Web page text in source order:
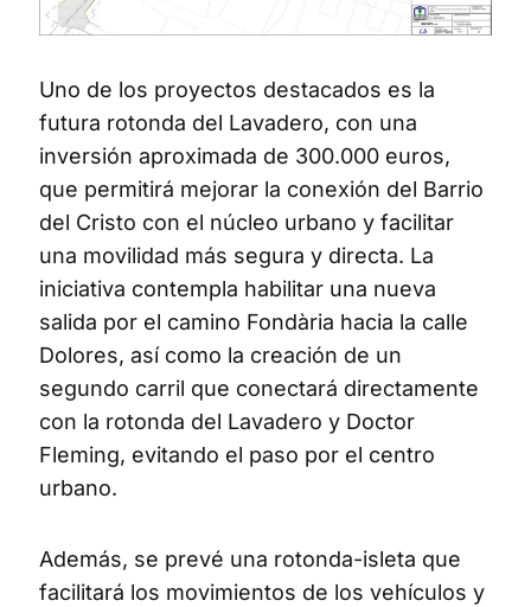
Uno de los proyectos destacados es la
futura rotonda del Lavadero, con una
inversión aproximada de 300.000 euros,
que permitirá mejorar la conexión del Barrio
del Cristo con el núcleo urbano y facilitar
una movilidad más segura y directa. La
iniciativa contempla habilitar una nueva
salida por el camino Fondària hacia la calle
Dolores, así como la creación de un
segundo carril que conectará directamente
con la rotonda del Lavadero y Doctor
Fleming, evitando el paso por el centro
urbano.
Además, se prevé una rotonda-isleta que
facilitará los movimientos de los vehículos y